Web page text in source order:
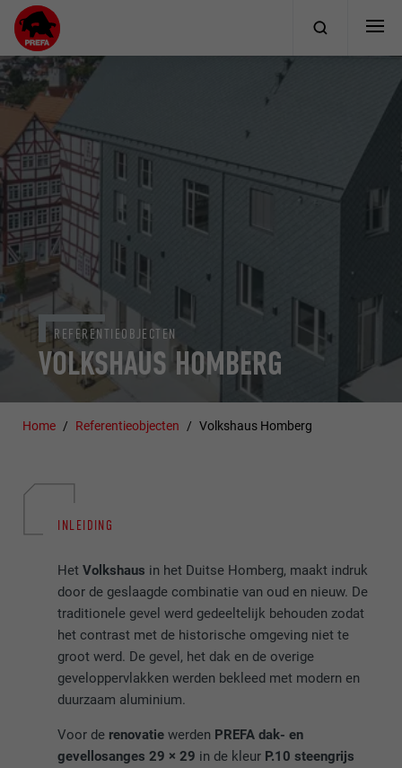
VOLKSHAUS HOMBERG
REFERENTIEOBJECTEN
Home Referentieobjecten Volkshaus Homberg
INLEIDING
HetVolkshaus in het Duitse Homberg, maakt indruk
door de geslaagde combinatie van oud en nieuw. De
traditionele gevel werd gedeeltelijk behouden zodat
het contrast met de historische omgeving niet te
groot werd. De gevel, het dak en de overige
geveloppervlakken werden bekleed met modern en
duurzaam aluminium.
Voor de renovatiewerden PREFA dak- en
gevellosanges 29 × 29 in de kleur P.10 steengrijs